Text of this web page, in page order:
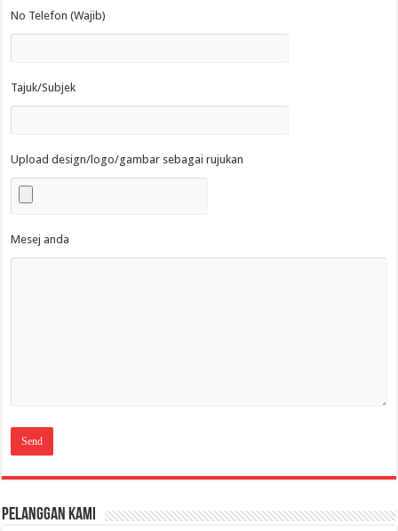
No Telefon (Wajib)
Tajuk/Subjek
Upload design/logo/gambar sebagai rujukan
Mesej anda
Pelanggan Kami